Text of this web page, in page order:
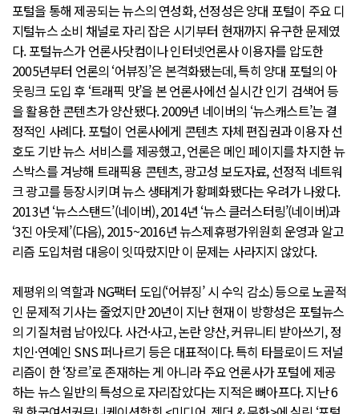
포털을 통해 제공되는 뉴스의 연성화, 선정성은 양대 포털이 주요 디
지털뉴스 소비 채널로 자리 잡은 시기부터 현재까지 유구한 문제였
다. 포털뉴스가 언론사닷컴이나 인터넷언론사 이용자를 압도한
2005년부터 언론의 ‘어뷰징’은 본격화됐는데, 특히 양대 포털의 아
웃링크 도입 후 ‘트래픽 맛’을 본 언론사에선 실시간 인기 검색어 등
을 활용한 콘텐츠가 양산됐다. 2009년 네이버의 ‘뉴스캐스트’는 결
정적인 사례다. 포털이 언론사에게 콘텐츠 자체 편집권과 이용자 선
호도 기반 뉴스 서비스를 제공했고, 언론은 메인 페이지를 차지한 뉴
스박스를 겨냥해 트래픽용 콘텐츠, 광고성 보도자료, 선정적 네트워
크 광고를 등장시키며 뉴스 생태계가 황폐화됐다는 우려가 나왔다.
2013년 ‘뉴스스탠드’(네이버), 2014년 ‘뉴스 클러스터링’(네이버)과
‘3진 아웃제’(다음), 2015~2016년 뉴스제휴평가위원회 운영과 알고
리즘 도입처럼 대응이 잇따랐지만 이 문제는 사라지지 않았다.
제평위의 역할과 NG팩터 도입(‘어뷰징’ 시 수익 감소) 등으로 노골적
인 문제적 기사는 줄었지만 20년이 지난 현재 이 방향성은 포털뉴스
의 기질처럼 남아있다. 사건·사고, 논란 양산, 커뮤니티 받아쓰기, 정
치인·연예인 SNS 퍼나르기 등은 대표적이다. 특히 타블로이드 저널
리즘이 한 ‘장르’로 존재하는 게 아니라 주요 언론사가 포털에 제공
하는 뉴스 일반의 특성으로 자리잡았다는 지적은 뼈아프다. 지난 6